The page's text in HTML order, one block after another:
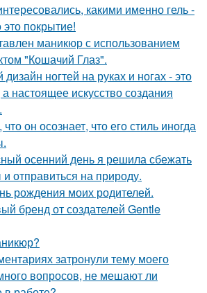
какими именно гель -
покрытие!
маникюр с использованием
"Кошачий Глаз".
ногтей на руках и ногах - это
настоящее искусство создания
он осознает, что его стиль иногда
осенний день я решила сбежать
и отправиться на природу.
рождения моих родителей.
бренд от создателей Gentle
затронули тему моего
вопросов, не мешают ли